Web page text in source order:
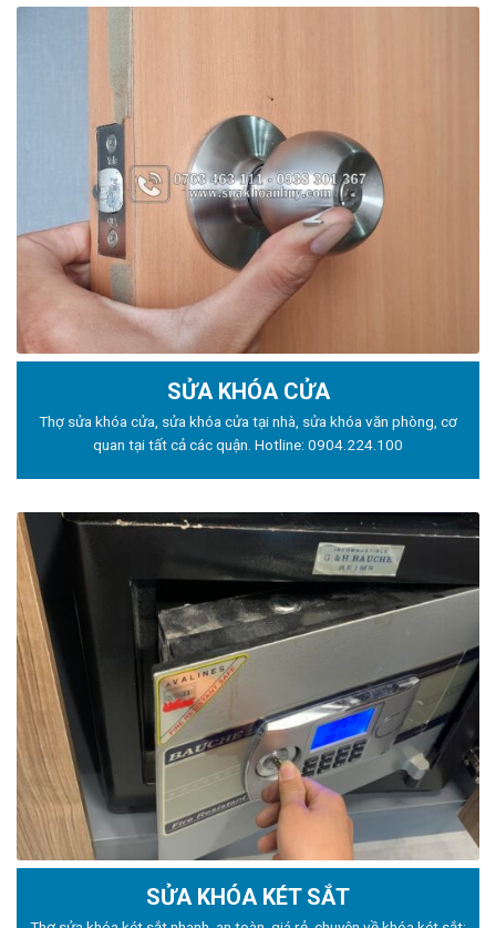
SỬA KHÓA CỬA
Thợ sửa khóa cửa, sửa khóa cửa tại nhà, sửa khóa văn phòng, cơ
quan tại tất cả các quận. Hotline: 0904.224.100
SỬA KHÓA KÉT SẮT